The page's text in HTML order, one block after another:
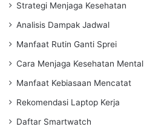
Strategi Menjaga Kesehatan
Analisis Dampak Jadwal
Manfaat Rutin Ganti Sprei
Cara Menjaga Kesehatan Mental
Manfaat Kebiasaan Mencatat
Rekomendasi Laptop Kerja
Daftar Smartwatch